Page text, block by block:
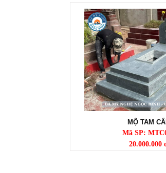
MỘ TAM
Mã SP:
20.000.000